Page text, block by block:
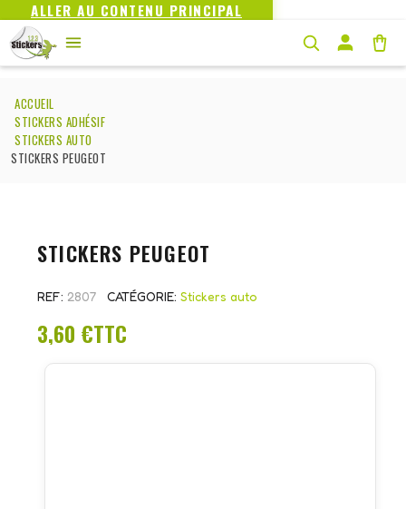
ALLER AU CONTENU PRINCIPAL
ACCUEIL
STICKERS ADHÉSIF
STICKERS AUTO
STICKERS PEUGEOT
STICKERS PEUGEOT
REF 2807 CATÉGORIE Stickers auto
3,60 €TTC